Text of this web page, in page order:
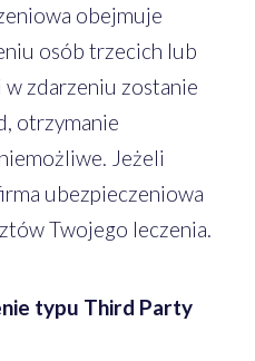
obejmuje
osób trzecich lub
zdarzeniu zostanie
otrzymanie
Jeżeli
ubezpieczeniowa
Twojego leczenia.
typu Third Party